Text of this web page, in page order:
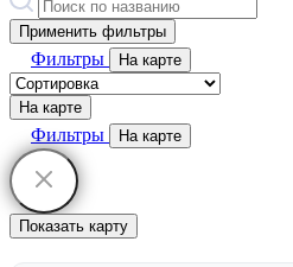
Применить фильтры
Фильтры На карте
На карте
Фильтры На карте
Показать карту